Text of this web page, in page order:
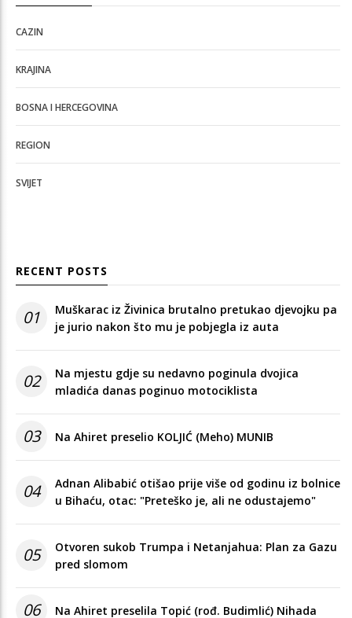
CAZIN
KRAJINA
BOSNA I HERCEGOVINA
REGION
SVIJET
RECENT POSTS
01
Muškarac iz Živinica brutalno pretukao djevojku pa
je jurio nakon što mu je pobjegla iz auta
02
Na mjestu gdje su nedavno poginula dvojica
mladića danas poginuo motociklista
03 Na Ahiret preselio KOLJIĆ (Meho) MUNIB
04
Adnan Alibabić otišao prije više od godinu iz bolnice
u Bihaću, otac: "Preteško je, ali ne odustajemo"
05
Otvoren sukob Trumpa i Netanjahua: Plan za Gazu
pred slomom
06 Na Ahiret preselila Topić (rođ. Budimlić) Nihada